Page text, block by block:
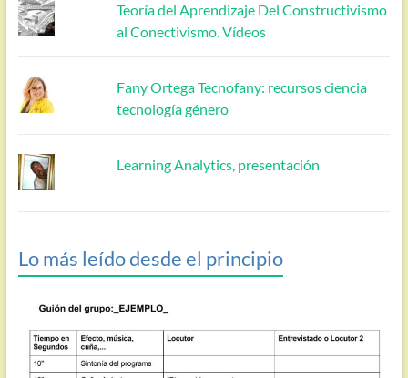
Teoría del Aprendizaje Del Constructivismo
al Conectivismo. Vídeos
Fany Ortega Tecnofany: recursos ciencia
tecnología género
Learning Analytics, presentación
Lo más leído desde el principio